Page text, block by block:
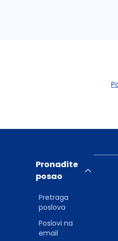
Pronađite
posao
Pretraga
poslova
Poslovi na
email